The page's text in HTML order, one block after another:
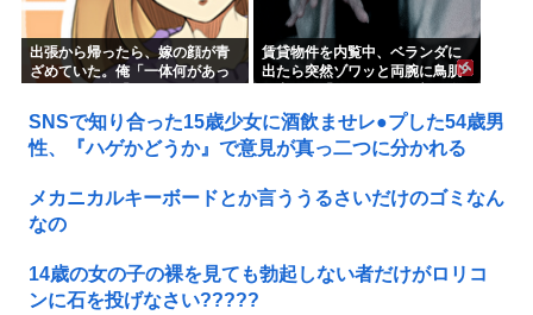
出張から帰ったら、嫁の顔が青
ざめていた。俺「一体何があっ
に話を聞くと…
賃貸物件を内覧中、ベランダに
出たら突然ゾワッと両腕に鳥肌
だ」と思った瞬間、体が前にド
ンッと突き飛ばされて…
SNSで知り合った15歳少女に酒飲ませレ●プした54歳男
性、『ハゲかどうか』で意見が真っ二つに分かれる
メカニカルキーボードとか言ううるさいだけのゴミなん
なの
14歳の女の子の裸を見ても勃起しない者だけがロリコ
ンに石を投げなさい?????